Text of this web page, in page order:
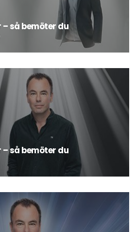
så bemöter du
du osynliggörande" av
så bemöter du
du förlöjligande" av föreläsare